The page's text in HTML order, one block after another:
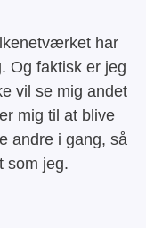
har
Og faktisk er jeg
vil se mig andet
mig til at blive
andre i gang, så
som jeg.